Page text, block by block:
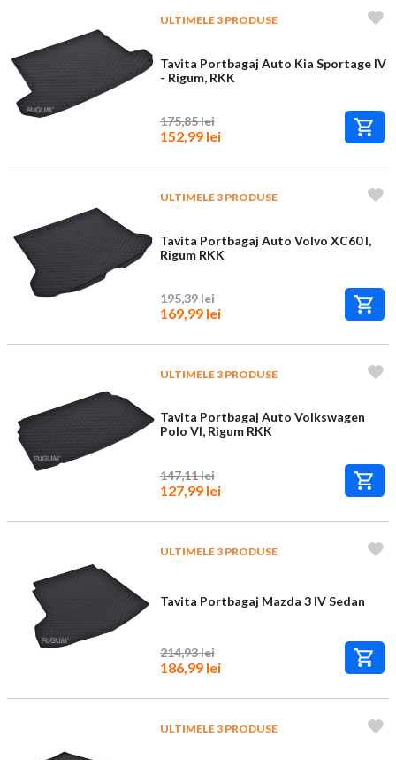
ULTIMELE 3 PRODUSE
Tavita Portbagaj Auto Kia Sportage IV
- Rigum, RKK
175,85 lei
152,99 lei
ULTIMELE 3 PRODUSE
Tavita Portbagaj Auto Volvo XC60 I,
Rigum RKK
195,39 lei
169,99 lei
ULTIMELE 3 PRODUSE
Tavita Portbagaj Auto Volkswagen
Polo VI, Rigum RKK
147,11 lei
127,99 lei
ULTIMELE 3 PRODUSE
Tavita Portbagaj Mazda 3 IV Sedan
214,93 lei
186,99 lei
ULTIMELE 3 PRODUSE